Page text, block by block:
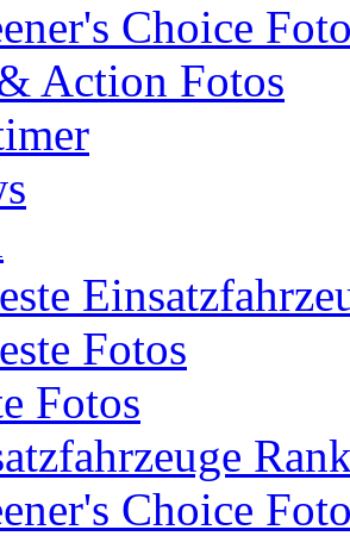
Choice
Action Fotos
Fotos
Fotos
Choice